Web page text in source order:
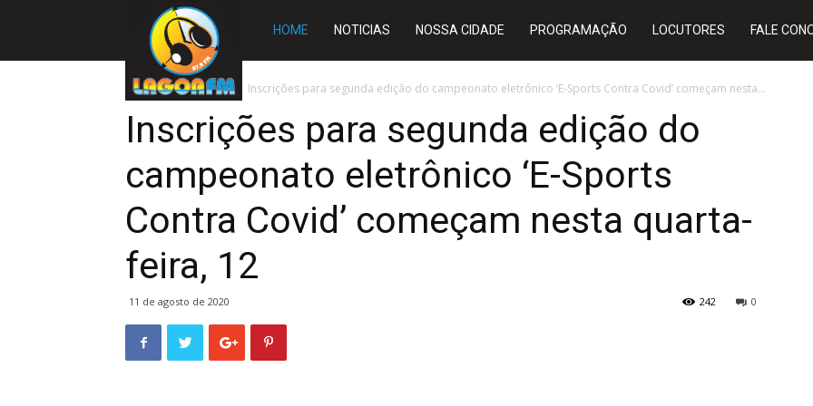
Rádio
Lagoa
FM
HOME NOTICIAS NOSSA CIDADE PROGRAMAÇÃO LOCUTORES FALE
Início TOCANTINS Inscrições para segunda edição do campeonato eletrônico ‘E-Sports Contra Covid’ começam nesta...
Inscrições para segunda edição do
campeonato eletrônico ‘E-Sports
Contra Covid’ começam nesta quarta-
feira, 12
11 de agosto de 2020 0
242